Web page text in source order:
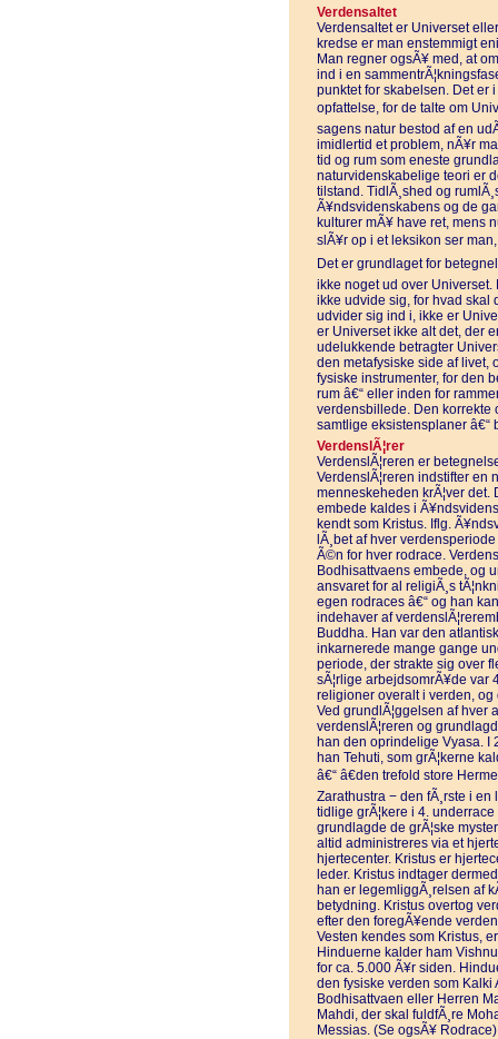
Verdensaltet
Verdensaltet er Universet
kredse er man enstemmigt
Man regner ogsÃ¥ med, at
ind i en
punktet for skabelsen. Det er
opfattelse, for de talte om
sagens natur bestod af en
imidlertid et problem, nÃ¥r
tid og rum som eneste
naturvidenskabelige teori er
tilstand. TidlÃ¸shed og
Ã¥ndsvidenskabens og de
kulturer mÃ¥ have ret, mens
slÃ¥r op i et leksikon ser man,
Det er grundlaget for
ikke noget ud over Universet.
ikke udvide sig, for hvad skal
udvider sig ind i, ikke er
er Universet ikke alt det, der
udelukkende betragter
den metafysiske side af livet,
fysiske instrumenter, for den
rum â€“ eller inden for
verdensbillede. Den korrekte
samtlige eksistensplaner â€“
VerdenslÃ¦rer
VerdenslÃ¦reren er
VerdenslÃ¦reren indstifter en
menneskeheden krÃ¦ver det.
embede kaldes i
kendt som Kristus. Iflg.
lÃ¸bet af hver
Ã©n for hver rodrace.
Bodhisattvaens embede, og
ansvaret for al religiÃ¸s
egen rodraces â€“ og han
indehaver af
Buddha. Han var den
inkarnerede mange gange
periode, der strakte sig over
sÃ¦rlige arbejdsomrÃ¥de var
religioner overalt i verden,
Ved grundlÃ¦ggelsen af hver
verdenslÃ¦reren og
han den oprindelige Vyasa. I
han Tehuti, som grÃ¦kerne
â€“ â€den trefold store
Zarathustra − den fÃ¸rste i
tidlige grÃ¦kere i 4.
grundlagde de grÃ¦ske
altid administreres via et
hjertecenter. Kristus er
leder. Kristus indtager
han er legemliggÃ¸relsen af
betydning. Kristus overtog
efter den foregÃ¥ende
Vesten kendes som Kristus,
Hinduerne kalder ham
for ca. 5.000 Ã¥r siden.
den fysiske verden som
Bodhisattvaen eller Herren
Mahdi, der skal fuldfÃ¸re
Messias. (Se ogsÃ¥